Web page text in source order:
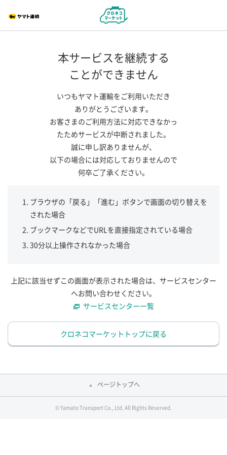
本サービスを継続する
ことができません
いつもヤマト運輸をご利用いただき
ありがとうございます。
お客さまのご利用方法に対応できなかっ
たためサービスが中断されました。
誠に申し訳ありませんが、
以下の場合には対応しておりませんので
何卒ご了承ください。
ブラウザの「戻る」「進む」ボタンで画面の切り替えを
された場合
ブックマークなどでURLを直接指定されている場合
30分以上操作されなかった場合
上記に該当せずこの画面が表示された場合は、サービスセンター
へお問い合わせください。
サービスセンター一覧
クロネコマーケットトップに戻る
ページトップへ
© Yamato Transport Co., Ltd. All Rights Reserved.